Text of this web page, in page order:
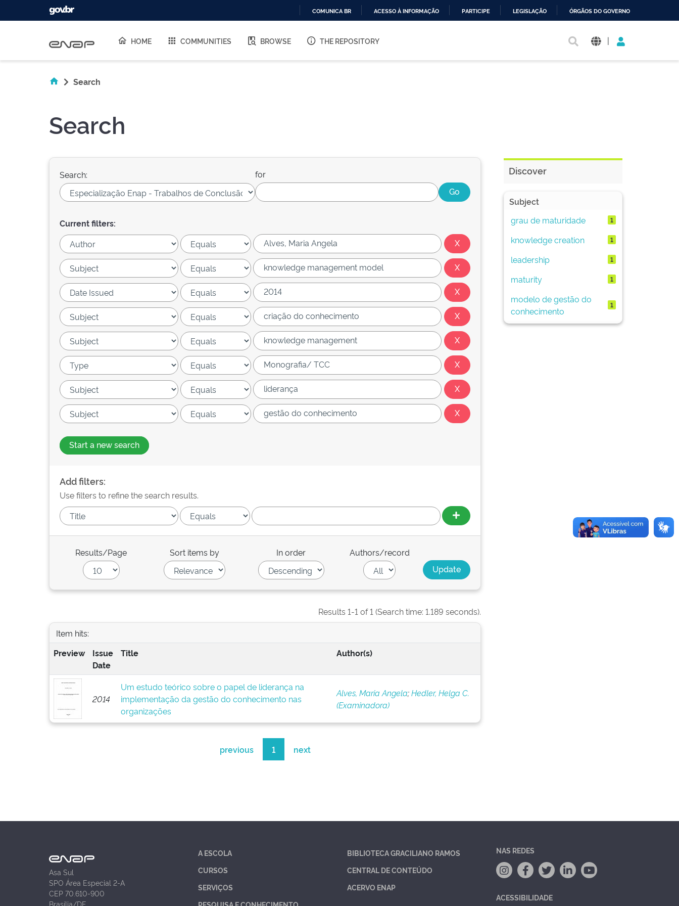
O
COMUNICA BR ACESSO À INFORMAÇÃO PARTICIPE LEGISLAÇÃO ÓRGÃOS DO GOVERNO
HOME COMMUNITIES BROWSE THE REPOSITORY |
Search
Search
Search: for
Current filters:
Start a new search
Add filters:
Use filters to refine the search results.
Results/Page Sort items by In order Authors/record
Results 1-1 of 1 (Search time: 1.189 seconds).
Item hits:
Preview
Issue
Date
Title Author(s)
2014
Um estudo teórico sobre o papel de liderança na
implementação da gestão do conhecimento nas
organizações
Alves, Maria Angela;Hedler, Helga C.
(Examinadora)
previous 1 next
Discover
Subject
grau de maturidade
1
knowledge creation 1
leadership 1
maturity 1
modelo de gestão do
conhecimento
1
Asa Sul
SPO Área Especial 2-A
CEP 70.610-900
Brasília/DF
A ESCOLA
CURSOS
SERVIÇOS
BIBLIOTECA GRACILIANO RAMOS
CENTRAL DE CONTEÚDO
ACERVO ENAP
NAS REDES
ACESSIBILIDADE